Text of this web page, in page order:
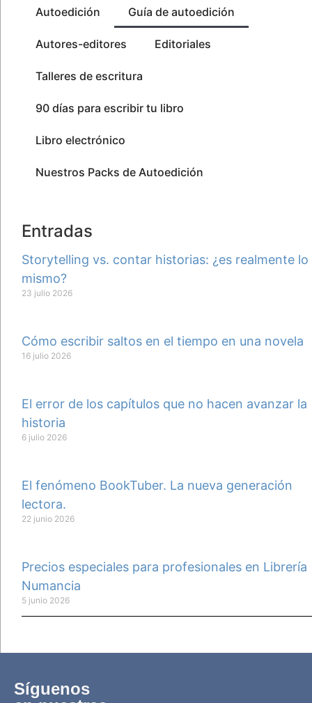
Autoedición Guía de autoedición
Autores-editores Editoriales
Talleres de escritura
90 días para escribir tu libro
Libro electrónico
Nuestros Packs de Autoedición
Entradas
Storytelling vs. contar historias: ¿es realmente lo
mismo?
23 julio 2026
Cómo escribir saltos en el tiempo en una novela
16 julio 2026
El error de los capítulos que no hacen avanzar la
historia
6 julio 2026
El fenómeno BookTuber. La nueva generación
lectora.
22 junio 2026
Precios especiales para profesionales en Librería
Numancia
5 junio 2026
Síguenos